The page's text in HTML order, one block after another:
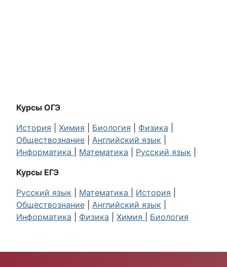
Курсы ОГЭ
История
Химия Биология Физика
Обществознание
Английский язык
Информатика
Математика Русский язык
Курсы ЕГЭ
Русский язык
Математика История
Обществознание
Английский язык
Информатика
Физика Химия Биология